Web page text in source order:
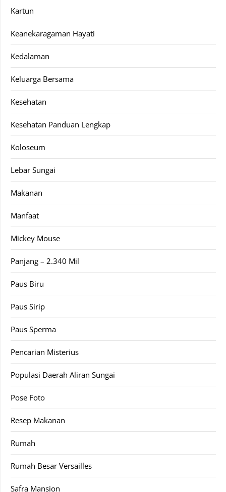
Kartun
Keanekaragaman Hayati
Kedalaman
Keluarga Bersama
Kesehatan
Kesehatan Panduan Lengkap
Koloseum
Lebar Sungai
Makanan
Manfaat
Mickey Mouse
Panjang – 2.340 Mil
Paus Biru
Paus Sirip
Paus Sperma
Pencarian Misterius
Populasi Daerah Aliran Sungai
Pose Foto
Resep Makanan
Rumah
Rumah Besar Versailles
Safra Mansion